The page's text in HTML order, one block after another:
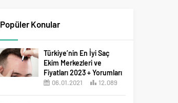
Popüler Konular
Türkiye’nin En İyi Saç
Ekim Merkezleri ve
Fiyatları 2023 + Yorumları
06.01.2021
12.089